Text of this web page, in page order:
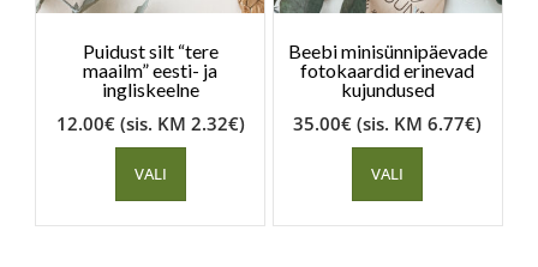
Puidust silt “tere
maailm” eesti- ja
ingliskeelne
12.00€ (sis. KM 2.32€)
VALI
Beebi minisünnipäevade
fotokaardid erinevad
kujundused
35.00€ (sis. KM6.77€)
VALI